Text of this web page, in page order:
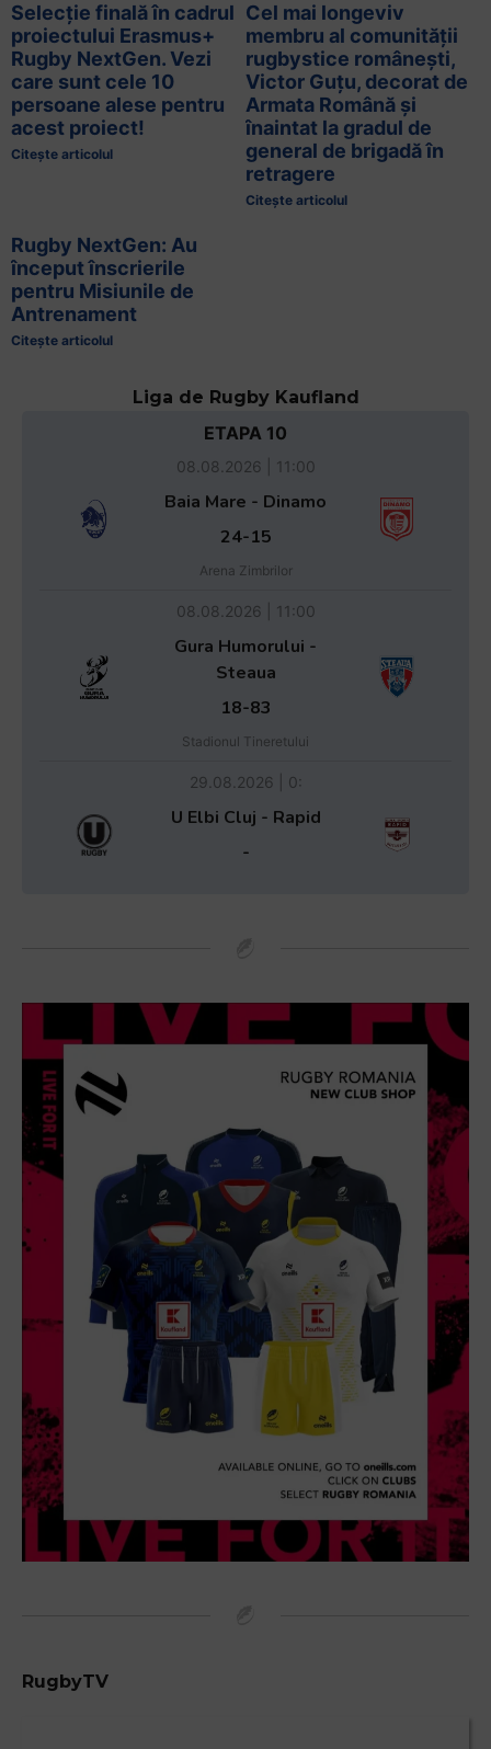
Selecție finală în cadrul
proiectului Erasmus+
Rugby NextGen. Vezi
care sunt cele 10
persoane alese pentru
acest proiect!
Citește articolul
Cel mai longeviv
membru al comunității
rugbystice românești,
Victor Guțu, decorat de
Armata Română și
înaintat la gradul de
general de brigadă în
retragere
Citește articolul
Rugby NextGen: Au
început înscrierile
pentru Misiunile de
Antrenament
Citește articolul
Liga de Rugby Kaufland
ETAPA 10
08.08.2026 | 11:00
Baia Mare - Dinamo
24-15
Arena Zimbrilor
08.08.2026 | 11:00
Gura Humorului -
Steaua
18-83
Stadionul Tineretului
29.08.2026 | 0:
U Elbi Cluj - Rapid
-
RugbyTV